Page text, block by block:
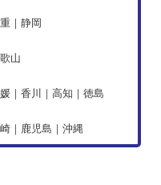
｜静岡
山
｜香川｜高知｜徳島
｜鹿児島｜沖縄